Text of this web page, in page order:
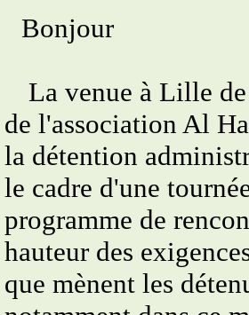
Bonjour
La venue à Lille
de l'association Al
la détention
le cadre d'une
programme de
hauteur des
que mènent les